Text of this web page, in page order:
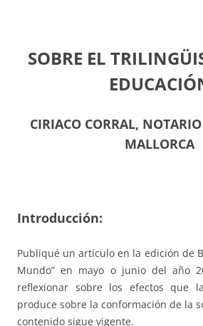
SOBRE EL
CIRIACO CORRAL,
MALLORCA
Introducción:
Publiqué un artículo en la edición de
Mundo” en mayo o junio del año
reflexionar sobre los efectos que
produce sobre la conformación de la
contenido sigue vigente.